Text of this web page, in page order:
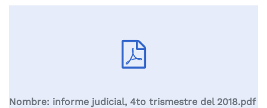
Nombre: informe judicial, 4to trismestre del 2018.pdf